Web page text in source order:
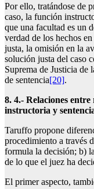
Por ello, tratándose de
caso, la función
que una facultad es un
verdad de los hechos
justa, la omisión en la
solución justa del caso
Suprema de Justicia de
de sentencia[20].
8. 4.- Relaciones
instructoria y
Taruffo propone
procedimiento a través
formula la decisión; b)
de lo que el juez ha
El primer aspecto,